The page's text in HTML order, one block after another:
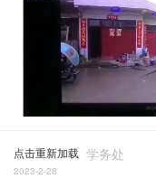
点击重新加载 学务处
2023-2-28